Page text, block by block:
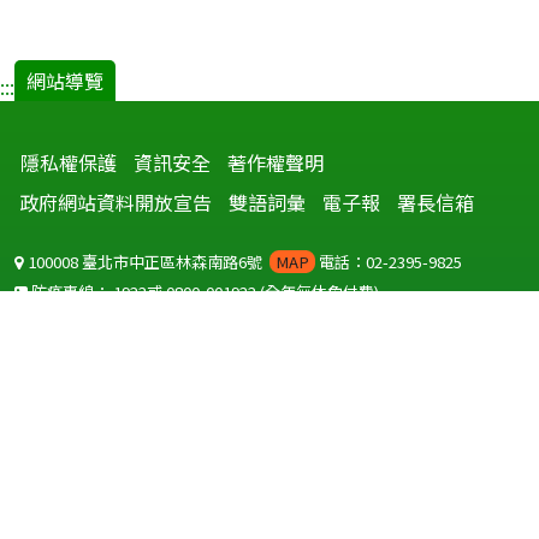
::: 網站導覽
隱私權保護 資訊安全 著作權聲明
政府網站資料開放宣告
雙語詞彙 電子報 署長信箱
100008 臺北市中正區林森南路6號 MAP 電話：02-2395-9825
防疫專線：1922或0800-001922(全年無休免付費)